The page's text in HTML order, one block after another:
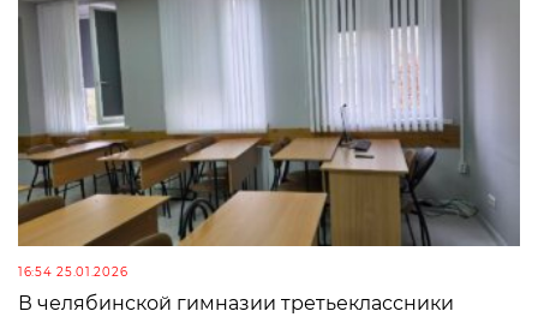
16:54 25.01.2026
В челябинской гимназии третьеклассники